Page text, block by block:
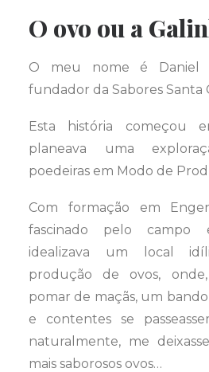
O ovo ou a
O meu nome é Daniel
fundador da Sabores Santa
Esta história começou
planeava uma
poedeiras em Modo de
Com formação em
fascinado pelo campo
idealizava um local
produção de ovos,
pomar de maçãs, um
e contentes se
naturalmente, me
mais saborosos ovos…